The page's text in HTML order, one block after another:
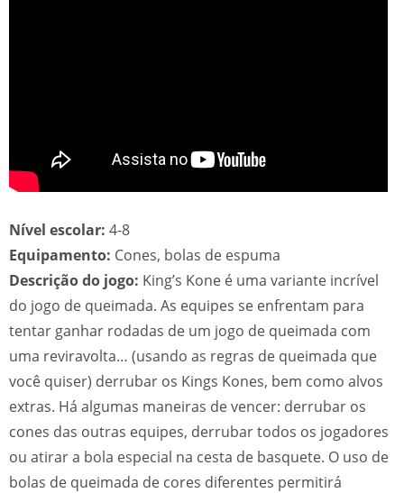
Nível escolar: 4-8
Equipamento: Cones, bolas de espuma
Descrição do jogo: King’s Kone é uma variante incrível
do jogo de queimada. As equipes se enfrentam para
tentar ganhar rodadas de um jogo de queimada com
uma reviravolta… (usando as regras de queimada que
você quiser) derrubar os Kings Kones, bem como alvos
extras. Há algumas maneiras de vencer: derrubar os
cones das outras equipes, derrubar todos os jogadores
ou atirar a bola especial na cesta de basquete. O uso de
bolas de queimada de cores diferentes permitirá